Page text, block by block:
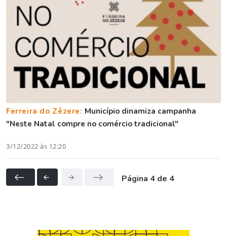
Ferreira do Zêzere: Município dinamiza campanha
"Neste Natal compre no comércio tradicional"
3/12/2022 às 12:20
Página 4 de 4